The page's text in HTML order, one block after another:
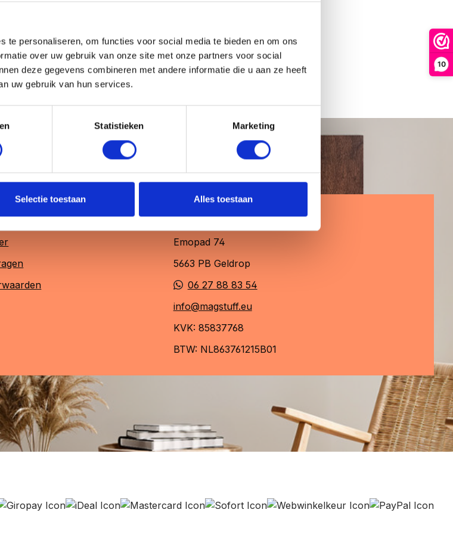
te personaliseren, om functies voor social media te bieden en om ons
over uw gebruik van onze site met onze partners voor social
deze gegevens combineren met andere informatie die u aan ze heeft
uw gebruik van hun services.
Statistieken Marketing
Selectie toestaan Alles toestaan
10
en aanpasbare fotopresentatie.
Neem contact met ons op
Emopad 74
5663 PB Geldrop
06 27 88 83 54
info@magstuff.eu
KVK: 85837768
BTW: NL863761215B01